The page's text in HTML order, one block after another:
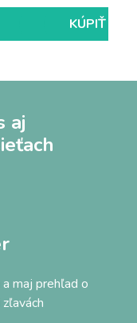
KÚPIŤKÚPIŤ
aj
maj prehľad o